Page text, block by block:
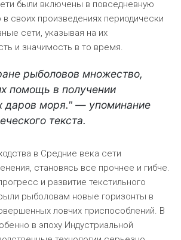
были включены в повседневную
своих произведениях периодически
сети, указывая на их
и значимость в то время.
рыболовов множество,
помощь в получении
даров моря." — упоминание
текста.
в Средние века сети
становясь все прочнее и гибче.
и развитие текстильного
рыболовам новые горизонты в
ловчих приспособлений. В
в эпоху Индустриальной